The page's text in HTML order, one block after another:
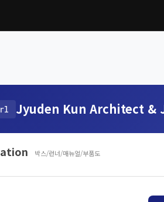
Jyuden Kun Architect &
박스/런너/매뉴얼/부품도